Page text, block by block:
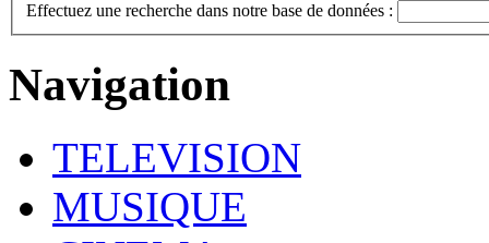
Effectuez une recherche dans notre base de données :
Navigation
TELEVISION
MUSIQUE